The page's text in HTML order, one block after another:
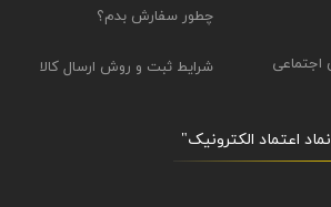
چطور سفارش بدم؟
شرایط ثبت و روش ارسال کالا
اعتماد الکترونیک​​​​​​​"